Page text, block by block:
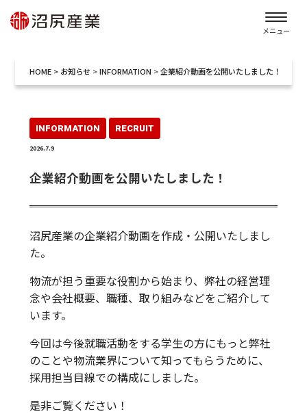
メニュー
HOME> お知らせ >INFORMATION >企業紹介動画を公開いたしました！
INFORMATION RECRUIT
2026.7.9
企業紹介動画を公開いたしました！
沼尻産業の企業紹介動画を作成・公開いたしまし
た。
物流が担う重要な役割から始まり、弊社の経営理
念や会社概要、職種、取り組みなどをご紹介して
います。
今回は今後就職活動をする学生の方にもっと弊社
のことや物流業界について知ってもらうために、
採用担当目線での構成にしました。
是非ご覧ください！